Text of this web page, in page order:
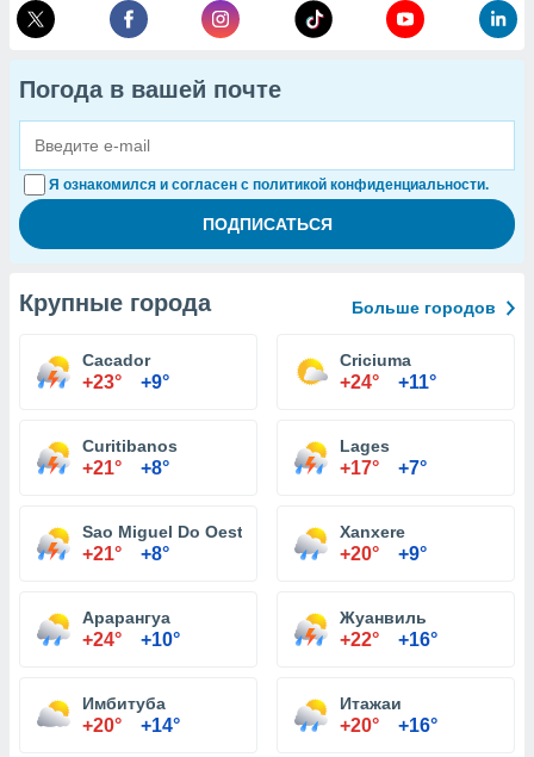
Погода в вашей почте
Я ознакомился и согласен с политикой конфиденциальности.
Крупные города Больше городов
Cacador
+23° +9°
Criciuma
+24° +11°
Curitibanos
+21° +8°
Lages
+17° +7°
Sao Miguel Do Oeste
+21° +8°
Xanxere
+20° +9°
Арарангуа
+24° +10°
Жуанвиль
+22° +16°
Имбитуба
+20° +14°
Итажаи
+20° +16°